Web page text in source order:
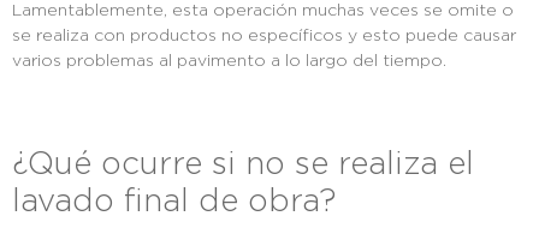
Lamentablemente, esta operación muchas veces se omite o
se realiza con productos no específicos y esto puede causar
varios problemas al pavimento a lo largo del tiempo.
¿Qué ocurre si no se realiza el
lavado final de obra?